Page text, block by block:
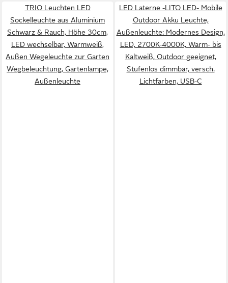
TRIO Leuchten LED
Sockelleuchte aus Aluminium
Schwarz & Rauch, Höhe 30cm,
LED wechselbar, Warmweiß,
Außen Wegeleuchte zur Garten
Wegbeleuchtung, Gartenlampe,
Außenleuchte
LED Laterne -LITO LED- Mobile
Outdoor Akku Leuchte,
Außenleuchte: Modernes Design,
LED, 2700K-4000K, Warm- bis
Kaltweiß, Outdoor geeignet,
Stufenlos dimmbar, versch.
Lichtfarben, USB-C